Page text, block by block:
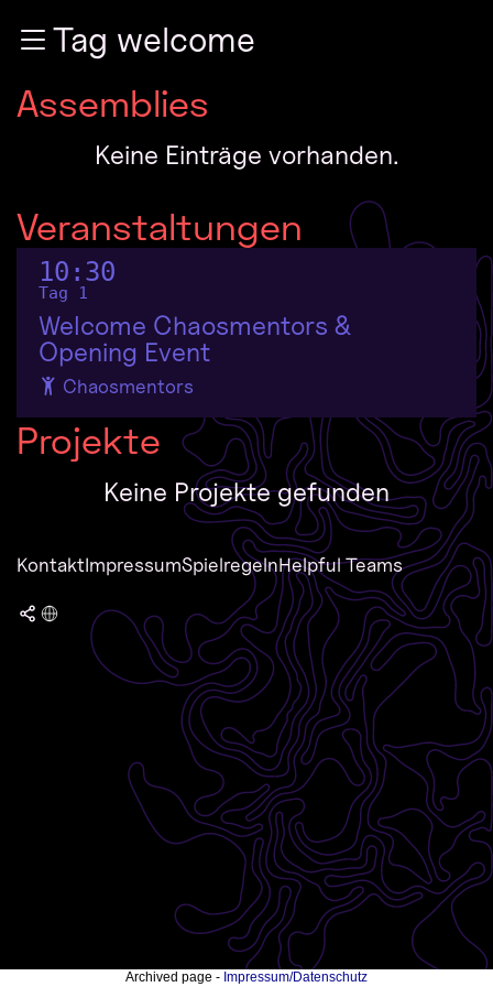
Zum InhaltTag welcome
Assemblies
Keine Einträge vorhanden.
Veranstaltungen
10:30
Tag 1
Welcome Chaosmentors &
Opening Event
Chaosmentors
Projekte
Keine Projekte gefunden
KontaktImpressumSpielregelnHelpful Teams
Archived page - Impressum/Datenschutz